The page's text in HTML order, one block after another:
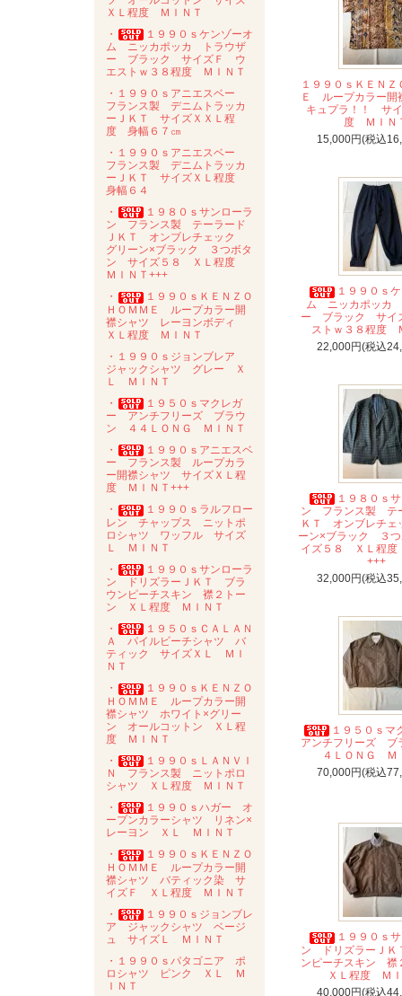
ＸＬ程度 ＭＩＮＴ
・
１９９０ｓケンゾーオ
ム ニッカポッカ トラウザ
ー ブラック サイズＦ ウ
エストｗ３８程度 ＭＩＮＴ
・１９９０ｓアニエスベー
フランス製 デニムトラッカ
ーＪＫＴ サイズＸＸＬ程
度 身幅６７㎝
・１９９０ｓアニエスベー
フランス製 デニムトラッカ
ーＪＫＴ サイズＸＬ程度
身幅６４
・
１９８０ｓサンローラ
ン フランス製 テーラード
ＪＫＴ オンブレチェック
グリーン×ブラック ３つボタ
ン サイズ５８ ＸＬ程度
ＭＩＮＴ+++
・
１９９０ｓＫＥＮＺＯ
ＨＯＭＭＥ ループカラー開
襟シャツ レーヨンボディ
ＸＬ程度 ＭＩＮＴ
・１９９０ｓジョンブレア
ジャックシャツ グレー Ｘ
Ｌ ＭＩＮＴ
・
１９５０ｓマクレガ
ー アンチフリーズ ブラウ
ン ４４ＬＯＮＧ ＭＩＮＴ
・
１９９０ｓアニエスベ
ー フランス製 ループカラ
ー開襟シャツ サイズＸＬ程
度 ＭＩＮＴ+++
・
１９９０ｓラルフロー
レン チャップス ニットポ
ロシャツ ワッフル サイズ
Ｌ ＭＩＮＴ
・
１９９０ｓサンローラ
ン ドリズラーＪＫＴ ブラ
ウンピーチスキン 襟２トー
ン ＸＬ程度 ＭＩＮＴ
・
１９５０ｓＣＡＬＡＮ
Ａ パイルビーチシャツ バ
ティック サイズＸＬ ＭＩ
ＮＴ
・
１９９０ｓＫＥＮＺＯ
ＨＯＭＭＥ ループカラー開
襟シャツ ホワイト×グリー
ン オールコットン ＸＬ程
度 ＭＩＮＴ
・
１９９０ｓＬＡＮＶＩ
Ｎ フランス製 ニットポロ
シャツ ＸＬ程度 ＭＩＮＴ
・
１９９０ｓハガー オ
ープンカラーシャツ リネン×
レーヨン ＸＬ ＭＩＮＴ
・
１９９０ｓＫＥＮＺＯ
ＨＯＭＭＥ ループカラー開
襟シャツ バティック染 サ
イズＦ ＸＬ程度 ＭＩＮＴ
・
１９９０ｓジョンブレ
ア ジャックシャツ ベージ
ュ サイズＬ ＭＩＮＴ
・１９９０ｓパタゴニア ポ
ロシャツ ピンク ＸＬ Ｍ
ＩＮＴ
１９９０ｓＫＥＮＺ
Ｅ ループカラー
キュプラ！！ サ
度 ＭＩＮ
15,000円(税込
１９９０ｓ
ム ニッカポッカ
ー ブラック サイ
ストｗ３８程度
22,000円(税込
１９８０ｓ
ン フランス製 テ
ＫＴ オンブレチ
ーン×ブラック ３
イズ５８ ＸＬ程
+++
32,000円(税込
１９５０ｓ
アンチフリーズ
４ＬＯＮＧ Ｍ
70,000円(税込
１９９０ｓ
ン ドリズラーＪ
ンピーチスキン
ＸＬ程度 Ｍ
40,000円(税込